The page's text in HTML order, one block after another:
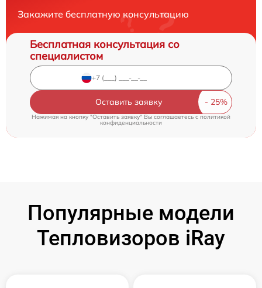
Закажите бесплатную консультацию
Бесплатная консультация со
специалистом
Оставить заявку
Нажимая на кнопку "Оставить заявку" Вы соглашаетесь cполитикой
конфиденциальности
Популярные модели
Тепловизоров iRay